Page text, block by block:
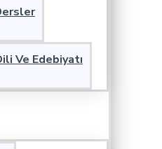
Ve Edebiyatı